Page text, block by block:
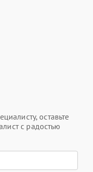
оставьте
с радостью